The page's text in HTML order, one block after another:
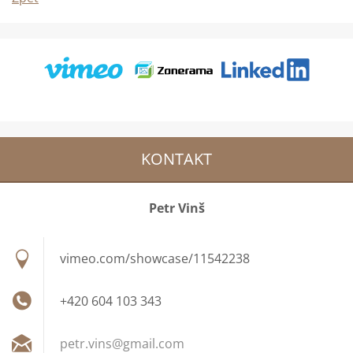
KONTAKT
Petr Vinš
vimeo.com/showcase/11542238
+420 604 103 343
petr.vins@gmail.com